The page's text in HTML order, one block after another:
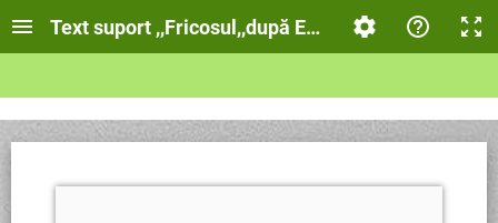
Text suport ,,Fricosul,,după Emil Gârleanu -